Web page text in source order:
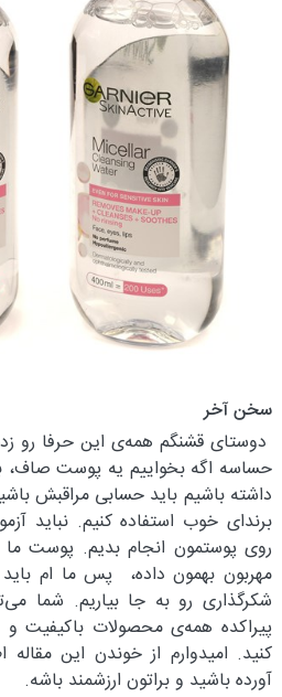
سخن آخر
دوستای قشنگم همه‌ی این حرفا رو
حساسه اگه بخواییم یه پوست
داشته باشیم باید حسابی مراقبش
برندای خوب استفاده کنیم. نباید
روی پوستمون انجام بدیم. پوست ما
مهربون بهمون داده، پس ما ام
شکرگذاری رو به جا بیاریم. شما
پیراکده همه‌ی محصولات باکیفیت و
کنید. امیدوارم از خوندن این
آورده باشید و براتون ارزشمند باشه.